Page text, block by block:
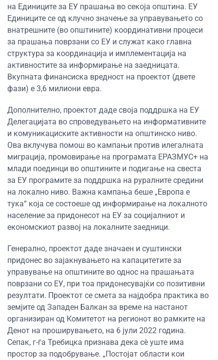
на Единиците за ЕУ прашања во секоја општина. ЕУ
Единиците се од клучно значење за управувањето со
внатрешните (во општините) координативни процеси
за прашања поврзани со ЕУ и служат како главна
структура за координација и имплементација на
активностите за информирање на заедницата.
Вкупната финансиска вредност на проектот (двете
фази) е 3,6 милиони евра.
Дополнително, проектот даде своја поддршка на ЕУ
Делегацијата во спроведувањето на информативните
и комуникациските активности на општинско ниво.
Ова вклучува помош во кампањи против илегалната
миграција, промовирање на програмата ЕРАЗМУС+ на
млади поединци во општините и подигање на свеста
за ЕУ програмите за поддршка на руралните средини
на локално ниво. Важна кампања беше „Европа е
тука“ која се состоеше од информирање на локалното
население за придонесот на ЕУ за социјалниот и
економскиот развој на локалните заедници.
Генерално, проектот даде значаен и суштински
придонес во зајакнувањето на капацитетите за
управување на општините во однос на прашањата
поврзани со ЕУ, при тоа придонесувајќи со позитивни
резултати. Проектот се смета за најдобра практика во
земјите од Западен Балкан за време на настанот
организиран од Комитетот на регионот во рамките на
Денот на проширувањето, на 6 јули 2022 година.
Сепак, г-ѓа Требицка признава дека сè уште има
простор за подобрување. „Постојат области кои